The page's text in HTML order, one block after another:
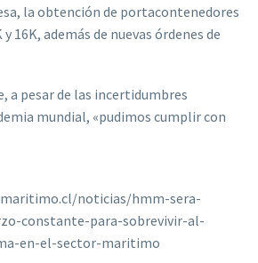
la obtención de portacontenedores
16K, además de nuevas órdenes de
a pesar de las incertidumbres
mundial, «pudimos cumplir con
noticias/hmm-sera-
constante-para-sobrevivir-al-
en-el-sector-maritimo